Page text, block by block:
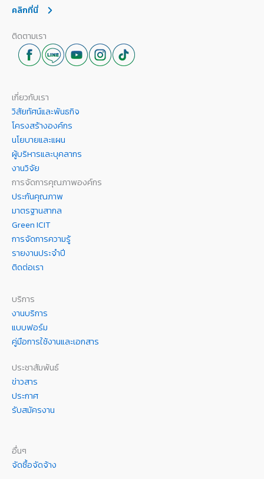
คลิกที่นี่
ติดตามเรา
เกี่ยวกับเรา
วิสัยทัศน์และพันธกิจ
โครงสร้างองค์กร
นโยบายและแผน
ผู้บริหารและบุคลากร
งานวิจัย
การจัดการคุณภาพองค์กร
ประกันคุณภาพ
มาตรฐานสากล
Green ICIT
การจัดการความรู้
รายงานประจำปี
ติดต่อเรา
บริการ
งานบริการ
แบบฟอร์ม
คู่มือการใช้งานและเอกสาร
ประชาสัมพันธ์
ข่าวสาร
ประกาศ
รับสมัครงาน
อื่นๆ
จัดซื้อจัดจ้าง